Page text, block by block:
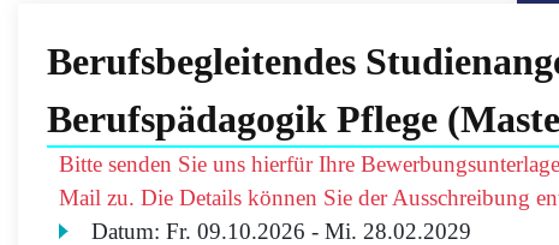
Berufsbegleitendes
Berufspädagogik Pflege
Bitte senden Sie uns hierfür Ihre
Mail zu. Die Details können Sie der Ausschreibung
Datum:Fr. 09.10.2026 -Mi. 28.02.2029